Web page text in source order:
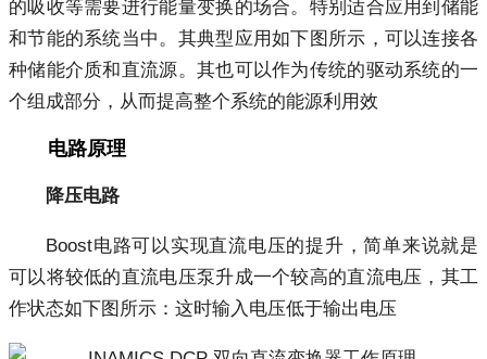
的吸收等需要进行能量变换的场合。特别适合应用到储能
和节能的系统当中。其典型应用如下图所示，可以连接各
种储能介质和直流源。其也可以作为传统的驱动系统的一
个组成部分，从而提高整个系统的能源利用效
电路原理
降压电路
Boost电路可以实现直流电压的提升，简单来说就是
可以将较低的直流电压泵升成一个较高的直流电压，其工
作状态如下图所示：这时输入电压低于输出电压